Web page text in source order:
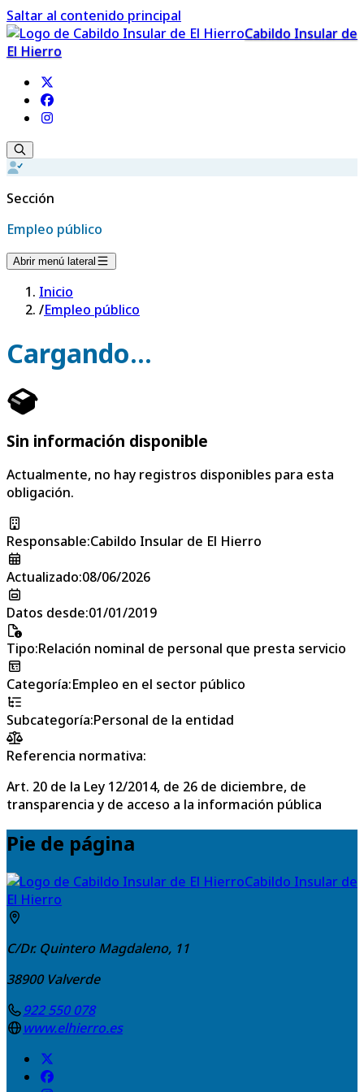
Saltar al contenido principal
Cabildo Insular de
El Hierro
Sección
Empleo público
Abrir menú lateral
Inicio
/Empleo público
Cargando...
Sin información disponible
Actualmente, no hay registros disponibles para esta
obligación.
Responsable:Cabildo Insular de El Hierro
Actualizado:08/06/2026
Datos desde:01/01/2019
Tipo:Relación nominal de personal que presta servicio
Categoría:Empleo en el sector público
Subcategoría:Personal de la entidad
Referencia normativa:
Art. 20 de la Ley 12/2014, de 26 de diciembre, de
transparencia y de acceso a la información pública
Pie de página
Cabildo Insular de
El Hierro
C/Dr. Quintero Magdaleno, 11
38900 Valverde
922 550 078
www.elhierro.es